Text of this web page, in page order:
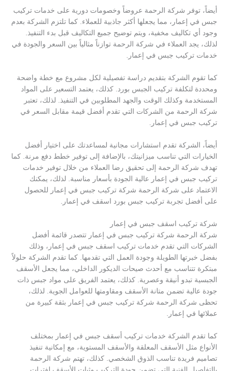
أيضاً، توفر شركة الرحمة عروضاً وخصومات دورية على خدمات تركيب
جبس في إعمار، مما يجعلها أكثر جاذبية للعملاء. كما تلتزم الشركة بعدم
وجود أي تكاليف مخفية، ويتم توضيح جميع التكاليف قبل بدء التنفيذ.
لذلك، يجد العملاء في شركة الرحمة توازناً مثالياً بين السعر والجودة في
خدمات تركيب جبس في إعمار.
كما تقوم الشركة بتقديم دراسة تفصيلية لكل مشروع مع خطة واضحة
ومحددة لتكلفة تركيب الجبس بورد. كذلك، يعتمد التسعير على المواد
المستخدمة وكذلك الوقت والجهد المطلوبين في التنفيذ. لذلك، تعتبر
شركة الرحمة من الشركات التي تقدم أفضل قيمة مقابل السعر في
تركيب جبس في إعمار.
أيضاً، الشركة تقدم استشارات مجانية لمساعدتك على اختيار أفضل
الخيارات التي تناسب ميزانيتك، بالإضافة إلى توفير خطط دفع مرنة. كما
تهدف شركة الرحمة إلى تحقيق رضا العملاء من خلال توفير خدمات
تركيب جبس في إعمار عالية الجودة بأسعار مناسبة. لذلك، يمكنك
الاعتماد على شركة الرحمة شركة تركيب جبس في إعمار للحصول
على أفضل تجربة تركيب جبس بورد اسقف في إعمار.
شركة تركيب اسقف جبس في إعمار
شركة الرحمة شركة تركيب جبس في إعمار تتصدر قائمة أفضل
الشركات التي تقدم خدمات تركيب اسقف جبس في إعمار، وذلك
بفضل خبرتها الطويلة وجودة العمل التي تقدمها. كما تقدم الشركة حلولاً
مبتكرة تتناسب مع أحدث صيحات الديكور الداخلي، مما يجعل الأسقف
الجبسية تبدو أنيقة وعصرية. كذلك، يعتمد الفريق على مواد جبس ذات
جودة عالية تضمن متانة الأسقف ومقاومتها للعوامل الجوية. لذلك،
تحظى شركة الرحمة شركة تركيب جبس في إعمار بثقة كبيرة من
عملائها في إعمار.
كما تقدم الشركة خدمات تركيب أسقف جبس في إعمار بمختلف
الأنواع مثل الأسقف المعلقة والأسقف المستوية، مع إمكانية تنفيذ
تصاميم فريدة تناسب الذوق الشخصي. كذلك، تهتم شركة الرحمة